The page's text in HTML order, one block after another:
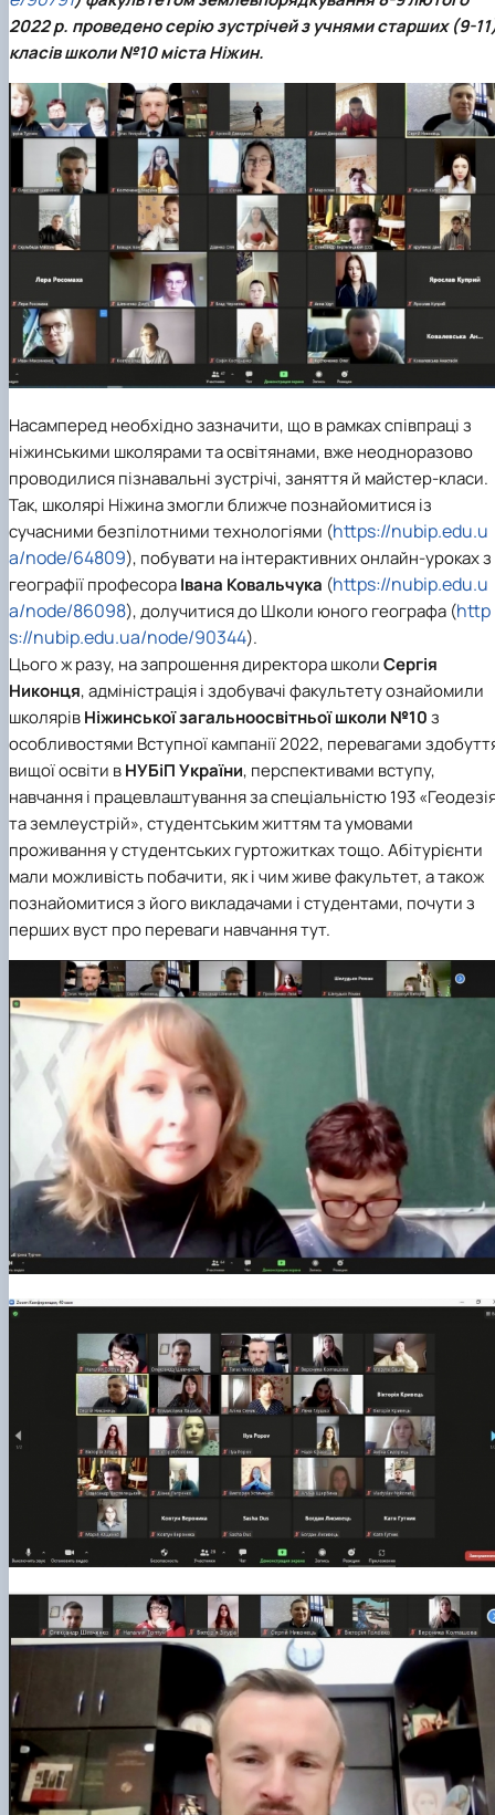
2022 р. проведено серію зустрічей з учнями старших (9-
класів школи №10 міста Ніжин.
Насамперед необхідно зазначити, що в рамках співпраці з
ніжинськими школярами та освітянами, вже неодноразово
проводилися пізнавальні зустрічі, заняття й майстер-класи.
Так, школярі Ніжина змогли ближче познайомитися із
сучасними безпілотними технологіями (https://nubip.edu.u
a/node/64809), побувати на інтерактивних онлайн-уроках з
географії професораІвана Ковальчука (https://nubip.edu.u
a/node/86098), долучитися до Школи юного географа (http
s://nubip.edu.ua/node/90344).
Цього ж разу, на запрошення директора школиСергія
Никонця, адміністрація і здобувачі факультету ознайомили
школярівНіжинської загальноосвітньої школи №10з
особливостями Вступної кампанії 2022, перевагами
вищої освіти вНУБіП України, перспективами вступу,
навчання і працевлаштування заспеціальністю 193
та землеустрій», студентським життям та умовами
проживання у студентських гуртожитках тощо. Абітурієнти
мали можливість побачити, як і чим живе факультет, а також
познайомитися з його викладачами і студентами, почути з
перших вуст про переваги навчання тут.